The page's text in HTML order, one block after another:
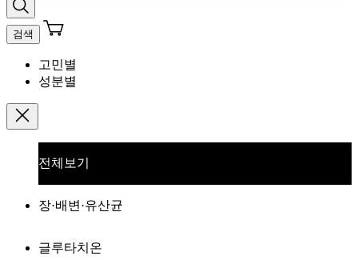
검색
고민별
성분별
전체보기
장·배변·유산균
글루타치온